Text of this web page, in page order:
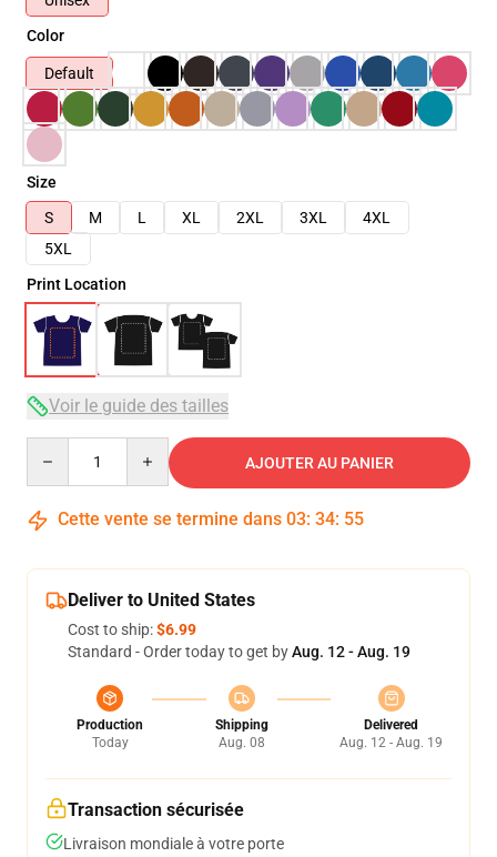
Color
Default
Size
S
M L XL 2XL 3XL
4XL
5XL
Print Location
Voir le guide des tailles
AJOUTER AU PANIER
Cette vente se termine dans 03: 34: 54
Deliver to United States
Cost to ship:$6.99
Standard - Order today to get byAug. 12 - Aug. 19
Production
Today
Shipping
Aug. 08
Delivered
Aug. 12 - Aug. 19
Transaction sécurisée
Livraison mondiale à votre porte